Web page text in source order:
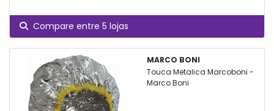
Compare entre 5 lojas
MARCO BONI
Touca Metalica Marcoboni -
Marco Boni